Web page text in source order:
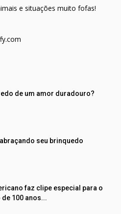
e situações muito fofas!
de um amor duradouro?
seu brinquedo
faz clipe especial para o
100 anos...